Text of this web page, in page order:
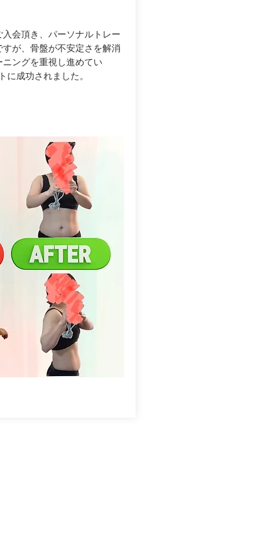
会頂き、パーソナルトレー
が、骨盤が不安定さを解消
ングを重視し進めてい
に成功されました。